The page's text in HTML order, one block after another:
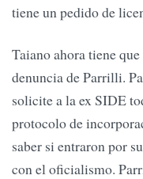
tiene un pedido de
Taiano ahora tiene
denuncia de Parrilli.
solicite a la ex SIDE
protocolo de
saber si entraron por
con el oficialismo.